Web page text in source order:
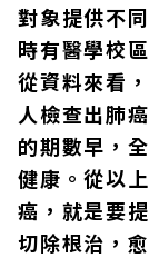
對象提供不
時有醫學校
從資料來看
人檢查出肺
的期數早，
健康。從以
癌，就是要
切除根治，